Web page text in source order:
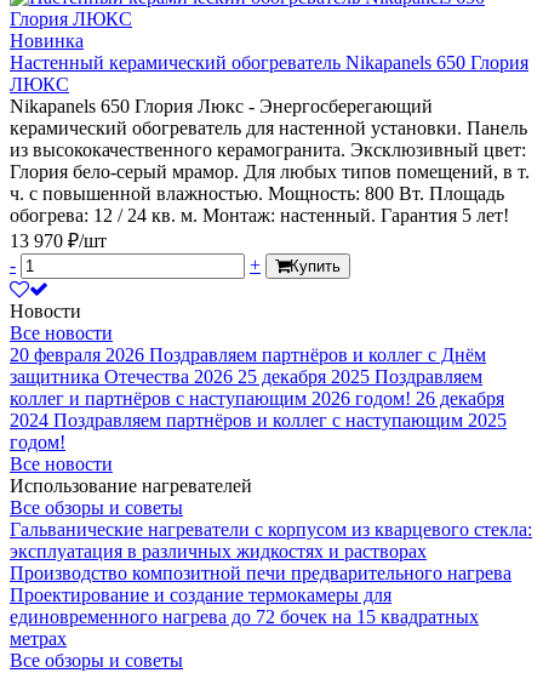
Новинка
Настенный керамический обогреватель Nikapanels 650 Глория
ЛЮКС
Nikapanels 650 Глория Люкс - Энергосберегающий
керамический обогреватель для настенной установки. Панель
из высококачественного керамогранита. Эксклюзивный цвет:
Глория бело-серый мрамор. Для любых типов помещений, в т.
ч. с повышенной влажностью. Мощность: 800 Вт. Площадь
обогрева: 12 / 24 кв. м. Монтаж: настенный. Гарантия 5 лет!
13 970 ₽/шт
-
+ Купить
Новости
Все новости
20 февраля 2026 Поздравляем партнёров и коллег с Днём
защитника Отечества 2026 25 декабря 2025 Поздравляем
коллег и партнёров с наступающим 2026 годом! 26 декабря
2024 Поздравляем партнёров и коллег с наступающим 2025
годом!
Все новости
Использование нагревателей
Все обзоры и советы
Гальванические нагреватели с корпусом из кварцевого стекла:
эксплуатация в различных жидкостях и растворах
Производство композитной печи предварительного нагрева
Проектирование и создание термокамеры для
единовременного нагрева до 72 бочек на 15 квадратных
метрах
Все обзоры и советы